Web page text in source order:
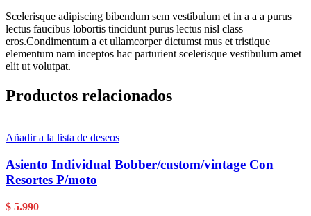
Scelerisque adipiscing bibendum sem vestibulum et in a a a purus
lectus faucibus lobortis tincidunt purus lectus nisl class
eros.Condimentum a et ullamcorper dictumst mus et tristique
elementum nam inceptos hac parturient scelerisque vestibulum amet
elit ut volutpat.
Productos relacionados
Añadir a la lista de deseos
Asiento Individual Bobber/custom/vintage Con
Resortes P/moto
$ 5.990